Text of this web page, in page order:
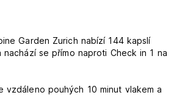
Garden Zurich nabízí 144 kapslí
se přímo naproti Check in 1 na
vzdáleno pouhých 10 minut vlakem a